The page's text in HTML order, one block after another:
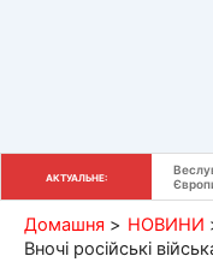
АКТУАЛЬНЕ:
Домашня
НОВИНИ
Вночі російські